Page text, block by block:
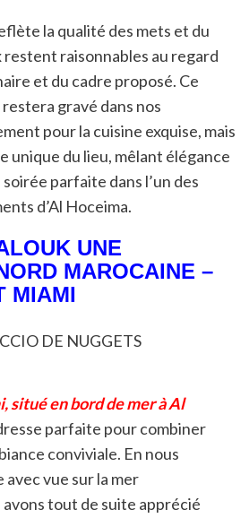
la qualité des mets et du
restent raisonnables au regard
et du cadre proposé. Ce
gravé dans nos
pour la cuisine exquise, mais
unique du lieu, mêlant élégance
parfaite dans l’un des
d’Al Hoceima.
UNE
MAROCAINE –
MIAMI
DE NUGGETS
situé en bord de mer à Al
parfaite pour combiner
conviviale. En nous
vue sur la mer
tout de suite apprécié